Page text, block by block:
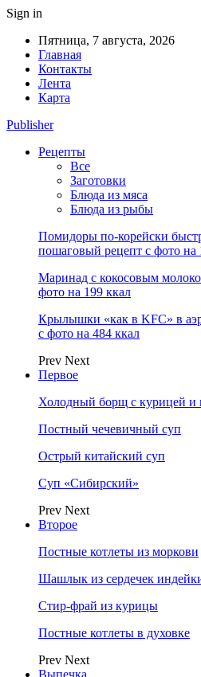
Sign in
Пятница, 7 августа, 2026
Главная
Контакты
Лента
Карта
Publisher
Рецепты
Все
Заготовки
Блюда из мяса
Блюда из рыбы
Помидоры по-корейски
пошаговый рецепт с фото на
Маринад с кокосовым
фото на 199 ккал
Крылышки «как в KFC» в
с фото на 484 ккал
Prev Next
Первое
Холодный борщ с курицей и
Постный чечевичный суп
Острый китайский суп
Суп «Сибирский»
Prev Next
Второе
Постные котлеты из моркови
Шашлык из сердечек
Стир-фрай из курицы
Постные котлеты в духовке
Prev Next
Выпечка